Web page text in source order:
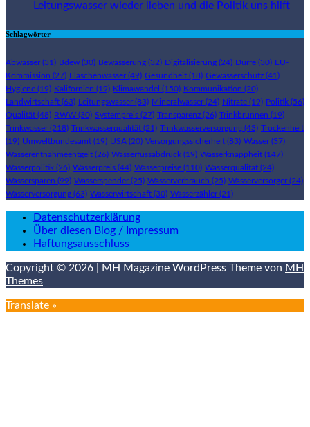
Leitungswasser wieder lieben und die Politik uns hilft
Schlagwörter
Abwasser(31) Bdew (30) Bewässerung (32) Digitalisierung (24) Dürre (30) EU-
Kommission (27) Flaschenwasser(49) Gesundheit (18) Gewässerschutz (41)
Hygiene (19) Kalifornien (19) Klimawandel (150) Kommunikation (20)
Landwirtschaft (63) Leitungswasser(83) Mineralwasser(24) Nitrate (19) Politik (56)
Qualität (48) RWW (30) Systempreis (27) Transparenz (26) Trinkbrunnen (19)
Trinkwasser(218) Trinkwasserqualität (21) Trinkwasserversorgung (43) Trockenheit
(19) Umweltbundesamt (19) USA (20) Versorgungssicherheit (83) Wasser(37)
Wasserentnahmeentgelt (26) Wasserfussabdruck (19) Wasserknappheit (147)
Wasserpolitik (26) Wasserpreis (44) Wasserpreise (110) Wasserqualität (24)
Wassersparen (99) Wasserspender(25) Wasserverbrauch (25) Wasserversorger(24)
Wasserversorgung (63) Wasserwirtschaft (30) Wasserzähler(21)
Datenschutzerklärung
Über diesen Blog / Impressum
Haftungsausschluss
Copyright © 2026 | MH Magazine WordPress Theme von MH
Themes
Translate »